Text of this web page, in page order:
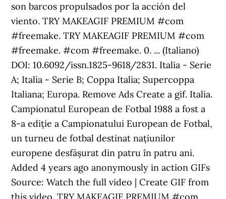
son barcos propulsados por la acción del
viento. TRY MAKEAGIF PREMIUM #com
#freemake. TRY MAKEAGIF PREMIUM #com
#freemake. #com #freemake. 0. ... (Italiano)
DOI: 10.6092/issn.1825-9618/2831. Italia - Serie
A; Italia - Serie B; Coppa Italia; Supercoppa
Italiana; Europa. Remove Ads Create a gif. Italia.
Campionatul European de Fotbal 1988 a fost a
8-a ediție a Campionatului European de Fotbal,
un turneu de fotbal destinat națiunilor
europene desfășurat din patru în patru ani.
Added 4 years ago anonymously in action GIFs
Source: Watch the full video | Create GIF from